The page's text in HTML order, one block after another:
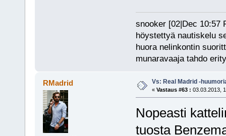
snooker [02|Dec 10:57
höystettyä nautiskelu
huora nelinkontin
munaravaaja tahdo
RMadrid Vs: Real Madrid -
« Vastaus #63 : 03.03.2013,
Nopeasti
tuosta